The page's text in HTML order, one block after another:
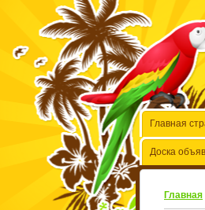
Главная
Доска
Главная